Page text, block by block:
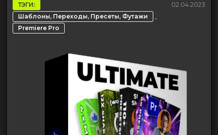
ТЭГИ:
Шаблоны, Переходы, Пресеты, Футажи
,
Premiere Pro
02.04.2023